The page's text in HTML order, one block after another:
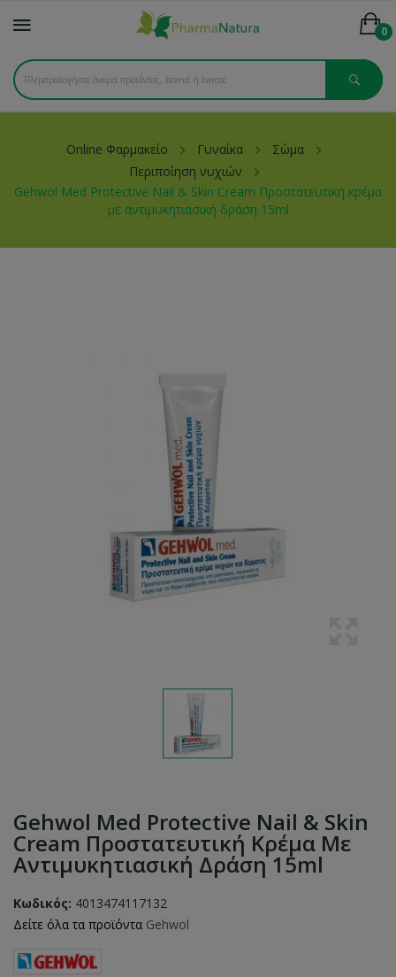
0
Online Φαρμακείο Γυναίκα
Σώμα
Περιποίηση νυχιών
Gehwol Med Protective Nail & Skin Cream Προστατευτική κρέμα
με αντιμυκητιασική δράση 15ml
Gehwol Med Protective Nail & Skin
Cream Προστατευτική Κρέμα Με
Αντιμυκητιασική Δράση 15ml
Κωδικός: 4013474117132
Δείτε όλα τα προϊόντα Gehwol